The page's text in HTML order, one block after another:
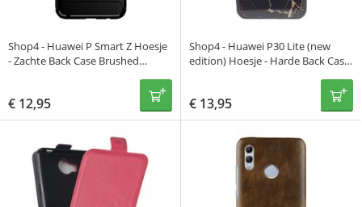
Shop4 - Huawei P Smart Z Hoesje
- Zachte Back Case Brushed
€ 12,95
Shop4 - Huawei P30 Lite (new
edition) Hoesje - Harde Back Case
€ 13,95